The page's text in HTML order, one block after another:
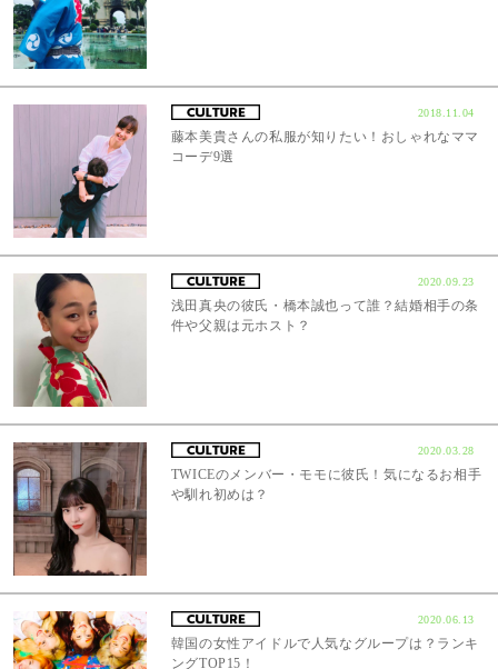
2018.11.04
藤本美貴さんの私服が知りたい！おしゃれなママ
コーデ9選
2020.09.23
浅田真央の彼氏・橋本誠也って誰？結婚相手の条
件や父親は元ホスト？
2020.03.28
TWICEのメンバー・モモに彼氏！気になるお相手
や馴れ初めは？
2020.06.13
韓国の女性アイドルで人気なグループは？ランキ
ングTOP15！